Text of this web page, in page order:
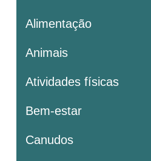
Alimentação
Animais
Atividades físicas
Bem-estar
Canudos